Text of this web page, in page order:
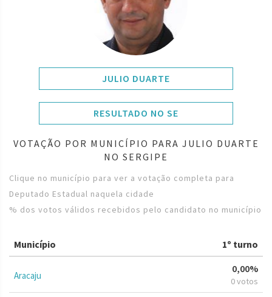
JULIO DUARTE
RESULTADO NO SE
VOTAÇÃO POR MUNICÍPIO PARA JULIO DUARTE
NO SERGIPE
Clique no município para ver a votação completa para
Deputado Estadual naquela cidade
% dos votos válidos recebidos pelo candidato no município
Município 1º turno
Aracaju
0,00%
0 votos